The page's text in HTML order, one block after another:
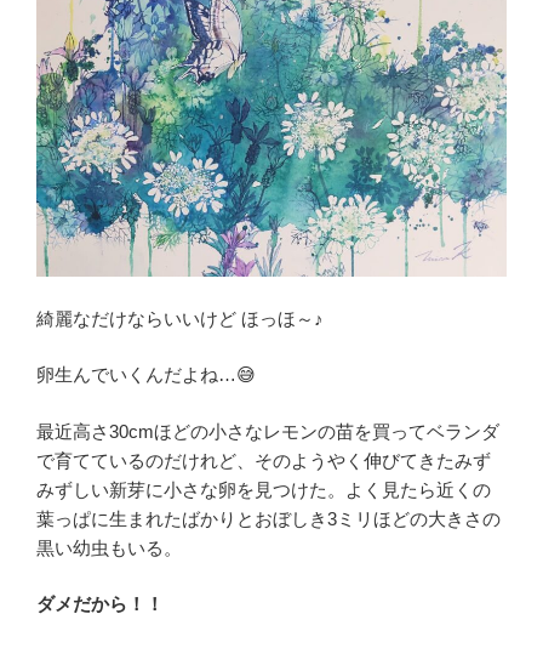
綺麗なだけならいいけど ほっほ～♪
卵生んでいくんだよね…😅
最近高さ30cmほどの小さなレモンの苗を買ってベランダ
で育てているのだけれど、そのようやく伸びてきたみず
みずしい新芽に小さな卵を見つけた。よく見たら近くの
葉っぱに生まれたばかりとおぼしき3ミリほどの大きさの
黒い幼虫もいる。
ダメだから！！